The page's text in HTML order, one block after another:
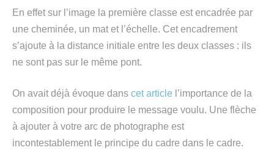
En effet sur l’image la première classe est encadrée par
une cheminée, un mat et l’échelle. Cet encadrement
s’ajoute à la distance initiale entre les deux classes : ils
ne sont pas sur le même pont.
On avait déjà évoque dans cet article l’importance de la
composition pour produire le message voulu. Une flèche
à ajouter à votre arc de photographe est
incontestablement le principe du cadre dans le cadre.